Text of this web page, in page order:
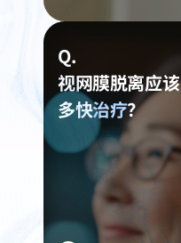
Q.
视网膜脱离应该
多快治疗？